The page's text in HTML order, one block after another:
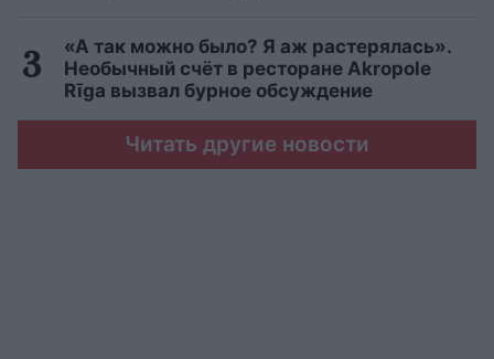
«А так можно было? Я аж растерялась».
Необычный счёт в ресторане Akropole
Rīga вызвал бурное обсуждение
Читать другие новости